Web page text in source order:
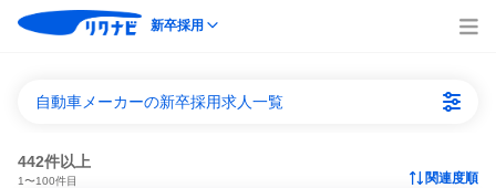
新卒採用
自動車メーカーの新卒採用求人一覧
442件以上
1〜100件目 関連度順